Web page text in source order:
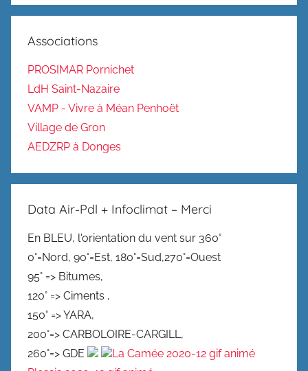
Associations
PROSIMAR Pornichet
LdH Saint-Nazaire
VAMP - Vivre à Méan Penhoët
Village de Gron
AEDZRP à Donges
Data Air-Pdl + Infoclimat – Merci
En BLEU, l'orientation du vent sur 360°
0°=Nord, 90°=Est, 180°=Sud,270°=Ouest
95° => Bitumes,
120° => Ciments ,
150° => YARA,
200°=> CARBOLOIRE-CARGILL,
260°=> GDE
La Camée 2020-12 gif animé